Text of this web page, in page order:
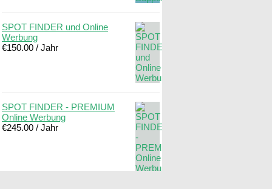
SPOT FINDER und Online
Werbung
€150.00 / Jahr
SPOT FINDER - PREMIUM
Online Werbung
€245.00 / Jahr